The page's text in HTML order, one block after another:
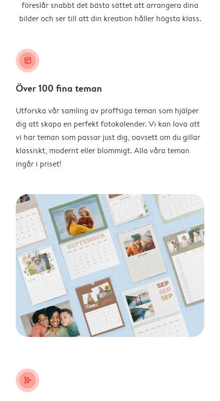
föreslår snabbt det bästa sättet att arrangera dina
bilder och ser till att din kreation håller högsta klass.
layout_alt
Över 100 fina teman
Utforska vår samling av proffsiga teman som hjälper
dig att skapa en perfekt fotokalender. Vi kan lova att
vi har teman som passar just dig, oavsett om du gillar
klassiskt, modernt eller blommigt. Alla våra teman
ingår i priset!
stars_plus